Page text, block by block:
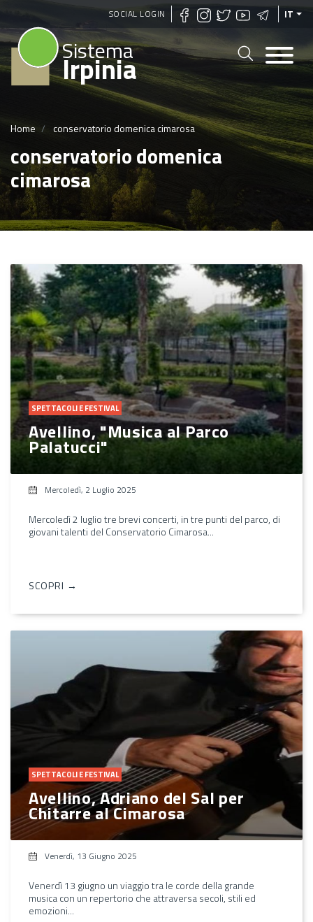
Salta
al
contenuto
principale
SOCIAL LOGIN IT
Sistema
Irpinia
Home conservatorio domenica cimarosa
conservatorio domenica
cimarosa
SPETTACOLI E FESTIVAL
Avellino, "Musica al Parco
Palatucci"
Mercoledì, 2 Luglio 2025
Mercoledì 2 luglio tre brevi concerti, in tre punti del parco, di
giovani talenti del Conservatorio Cimarosa...
SCOPRI →
SPETTACOLI E FESTIVAL
Avellino, Adriano del Sal per
Chitarre al Cimarosa
Venerdì, 13 Giugno 2025
Venerdì 13 giugno un viaggio tra le corde della grande
musica con un repertorio che attraversa secoli, stili ed
emozioni...